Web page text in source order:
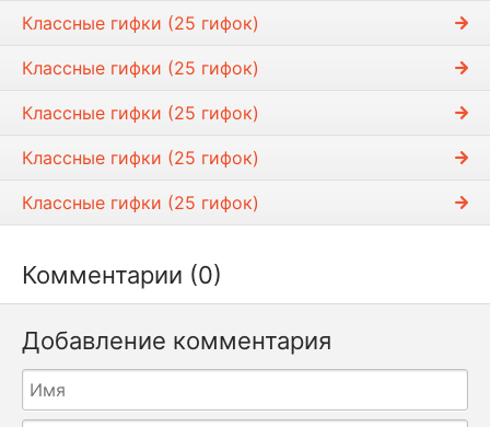
Классные гифки (25 гифок)
Классные гифки (25 гифок)
Классные гифки (25 гифок)
Классные гифки (25 гифок)
Классные гифки (25 гифок)
Комментарии (0)
Добавление комментария